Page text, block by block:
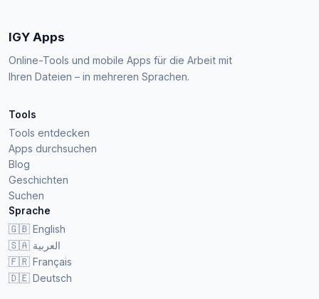
IGY Apps
Online-Tools und mobile Apps für die Arbeit mit
Ihren Dateien – in mehreren Sprachen.
Tools
Tools entdecken
Apps durchsuchen
Blog
Geschichten
Suchen
Sprache
🇬🇧 English
🇸🇦 العربية
🇫🇷 Français
🇩🇪 Deutsch